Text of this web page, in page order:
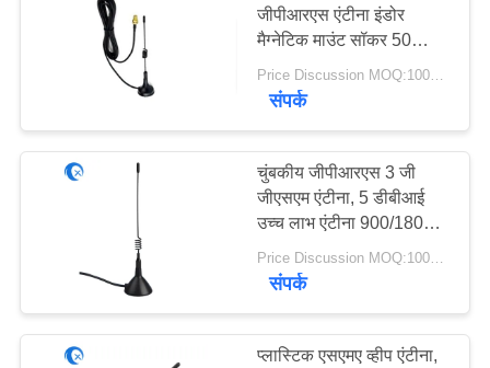
अल्ट्रा वाइडबैंड एंटीना
अनुकूलित प्लास्टिक पार्ट्स
जीपीआरएस एंटीना इंडोर
मैग्नेटिक माउंट सॉकर 50
ओएचएम इम्पैडेंस
संपर्क
चुंबकीय जीपीआरएस 3 जी
जीएसएम एंटीना, 5 डीबीआई
उच्च लाभ एंटीना 900/1800/1
9 00/2100 मेगाहट्र्ज के लिए
संपर्क
प्लास्टिक एसएमए व्हीप एंटीना,